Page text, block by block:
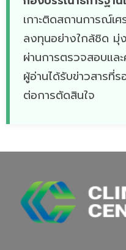
เกาะติดสถานการณ์เ
ลงทุนอย่างใกล้ชิด มุ่
ผ่านการตรวจสอบแล
ผู้อ่านได้รับข่าวสารที่
ต่อการตัดสินใจ